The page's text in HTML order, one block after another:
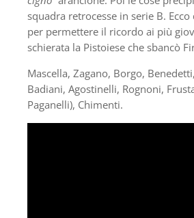
squadra retrocesse in serie B.
per permettere il ricordo ai più
schierata la Pistoiese che sbancò
Mascella, Zagano, Borgo,
Badiani, Agostinelli, Rognoni,
Paganelli), Chimenti.